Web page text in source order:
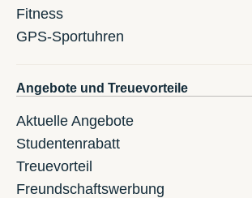
Fitness
GPS-Sportuhren
Angebote und Treuevorteile
Aktuelle Angebote
Studentenrabatt
Treuevorteil
Freundschaftswerbung